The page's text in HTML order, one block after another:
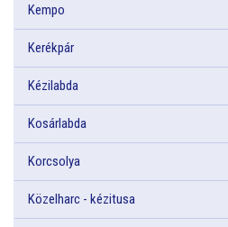
Kempo
Kerékpár
Kézilabda
Kosárlabda
Korcsolya
Közelharc - kézitusa